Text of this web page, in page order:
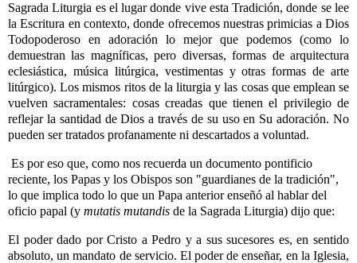
Sagrada Liturgia es el lugar donde vive esta Tradición, donde se lee
la Escritura en contexto, donde ofrecemos nuestras primicias a Dios
Todopoderoso en adoración lo mejor que podemos (como lo
demuestran las magníficas, pero diversas, formas de arquitectura
eclesiástica, música litúrgica, vestimentas y otras formas de arte
litúrgico). Los mismos ritos de la liturgia y las cosas que emplean se
vuelven sacramentales: cosas creadas que tienen el privilegio de
reflejar la santidad de Dios a través de su uso en Su adoración. No
pueden ser tratados profanamente ni descartados a voluntad.
Es por eso que, como nos recuerda un documento pontificio
reciente, los Papas y los Obispos son "guardianes de la tradición",
lo que implica todo lo que un Papa anterior enseñó al hablar del
oficio papal (y mutatis mutandis de la Sagrada Liturgia) dijo que:
El poder dado por Cristo a Pedro y a sus sucesores es, en sentido
absoluto, un mandato de servicio. El poder de enseñar, en la Iglesia,